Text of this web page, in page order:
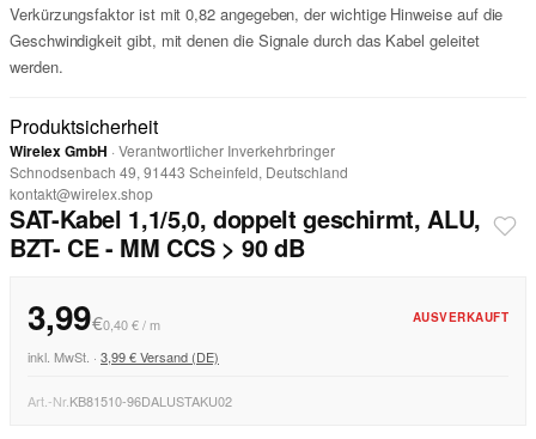
Verkürzungsfaktor ist mit 0,82 angegeben, der wichtige Hinweise auf die
Geschwindigkeit gibt, mit denen die Signale durch das Kabel geleitet
werden.
Produktsicherheit
Wirelex GmbH · Verantwortlicher Inverkehrbringer
Schnodsenbach 49, 91443 Scheinfeld, Deutschland
kontakt@wirelex.shop
SAT-Kabel 1,1/5,0, doppelt geschirmt, ALU,
BZT- CE - MM CCS > 90 dB
3,99€0,40 € / m AUSVERKAUFT
inkl. MwSt. · 3,99 € Versand (DE)
Art.-Nr.KB81510-96DALUSTAKU02